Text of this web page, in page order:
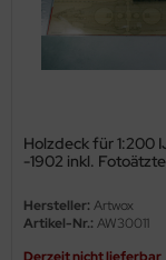
Holzdeck für 1:200
-1902 inkl.
Hersteller: Artwox
Artikel-Nr.: AW30011
Factory
Tools
Model